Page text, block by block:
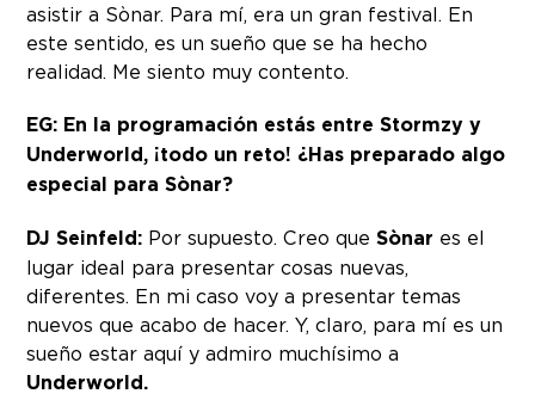
asistir a Sònar. Para mí, era un gran festival. En
este sentido, es un sueño que se ha hecho
realidad. Me siento muy contento.
EG: En la programación estás entre Stormzy y
Underworld, ¡todo un reto! ¿Has preparado algo
especial para Sònar?
DJ Seinfeld: Por supuesto. Creo queSònar es el
lugar ideal para presentar cosas nuevas,
diferentes. En mi caso voy a presentar temas
nuevos que acabo de hacer. Y, claro, para mí es un
sueño estar aquí y admiro muchísimo a
Underworld.